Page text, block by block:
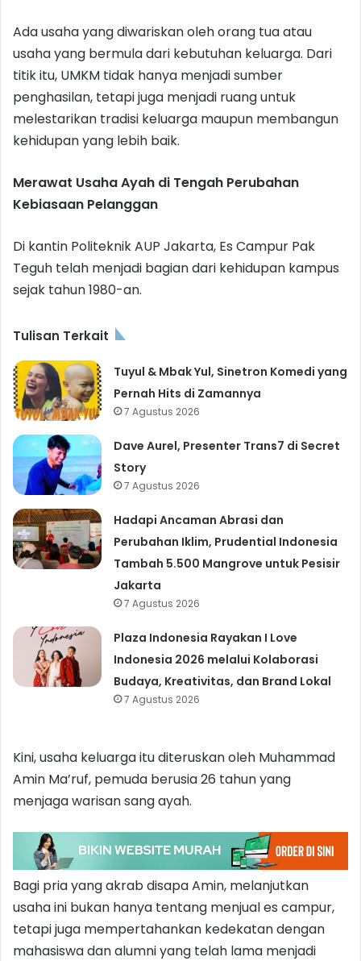
Ada usaha yang diwariskan oleh orang tua atau
usaha yang bermula dari kebutuhan keluarga. Dari
titik itu, UMKM tidak hanya menjadi sumber
penghasilan, tetapi juga menjadi ruang untuk
melestarikan tradisi keluarga maupun membangun
kehidupan yang lebih baik.
Merawat Usaha Ayah di Tengah Perubahan
Kebiasaan Pelanggan
Di kantin Politeknik AUP Jakarta, Es Campur Pak
Teguh telah menjadi bagian dari kehidupan kampus
sejak tahun 1980-an.
Tulisan Terkait
Tuyul & Mbak Yul, Sinetron Komedi yang
Pernah Hits di Zamannya
7 Agustus 2026
Dave Aurel, Presenter Trans7 di Secret
Story
7 Agustus 2026
Hadapi Ancaman Abrasi dan
Perubahan Iklim, Prudential Indonesia
Tambah 5.500 Mangrove untuk Pesisir
Jakarta
7 Agustus 2026
Plaza Indonesia Rayakan I Love
Indonesia 2026 melalui Kolaborasi
Budaya, Kreativitas, dan Brand Lokal
7 Agustus 2026
Kini, usaha keluarga itu diteruskan oleh Muhammad
Amin Ma’ruf, pemuda berusia 26 tahun yang
menjaga warisan sang ayah.
Bagi pria yang akrab disapa Amin, melanjutkan
usaha ini bukan hanya tentang menjual es campur,
tetapi juga mempertahankan kedekatan dengan
mahasiswa dan alumni yang telah lama menjadi